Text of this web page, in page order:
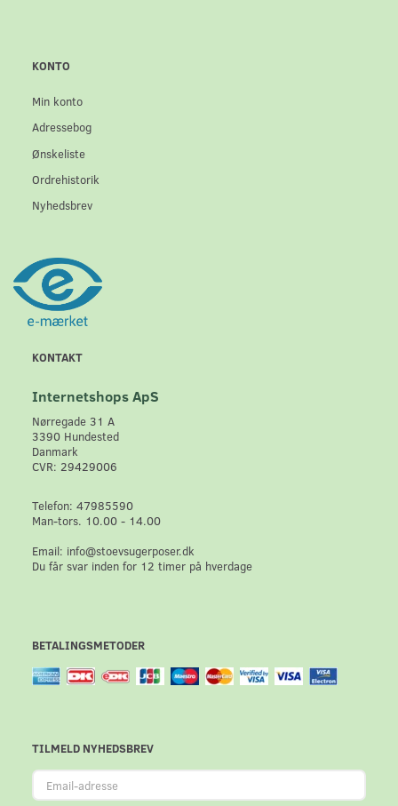
KONTO
Min konto
Adressebog
Ønskeliste
Ordrehistorik
Nyhedsbrev
KONTAKT
Internetshops ApS
Nørregade 31 A
3390 Hundested
Danmark
CVR: 29429006
Telefon: 47985590
Man-tors. 10.00 - 14.00
Email: info@stoevsugerposer.dk
Du får svar inden for 12 timer på hverdage
BETALINGSMETODER
TILMELD NYHEDSBREV
Email-
adresse